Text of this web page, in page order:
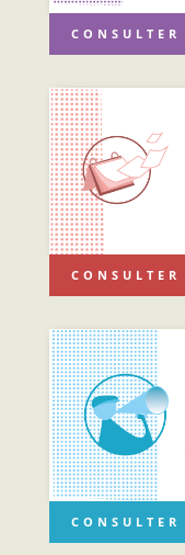
CONSULTER
CONSULTER
CONSULTER